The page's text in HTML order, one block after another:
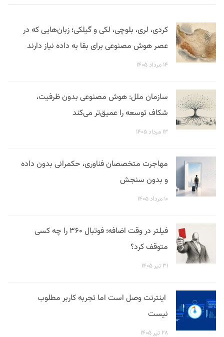
کردی، لری، بلوچی، لکی و گیلکی؛ زبان‌هایی که در
عصر هوش مصنوعی برای بقا به داده نیاز دارند
۱۴ مرداد ۱۴۰۵
سازمان ملل: هوش مصنوعی بدون ظرفیت،
شکاف توسعه را عمیق‌تر می‌کند
۱۳ مرداد ۱۴۰۵
مهاجرت متخصصان فناوری، حکمرانی بدون داده
و بدون سنجش
۱۰ مرداد ۱۴۰۵
فیلتر در وقت اضافه؛ فوتبال ۳۶۰ را چه کسی
متوقف کرد؟
۳۱ تیر ۱۴۰۵
اینترنت وصل است اما تجربه کاربر مطلوب
نیست
۲۸ تیر ۱۴۰۵